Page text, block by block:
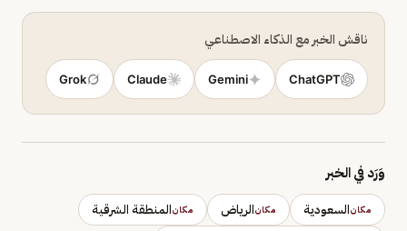
ناقش الخبر مع الذكاء الاصطناعي
ChatGPT
Gemini
Claude
Grok
وَرَد في الخبر
مكانالسعودية مكانالرياض مكانالمنطقة الشرقية